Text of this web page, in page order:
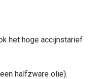
het hoge accijnstarief
halfzware olie).